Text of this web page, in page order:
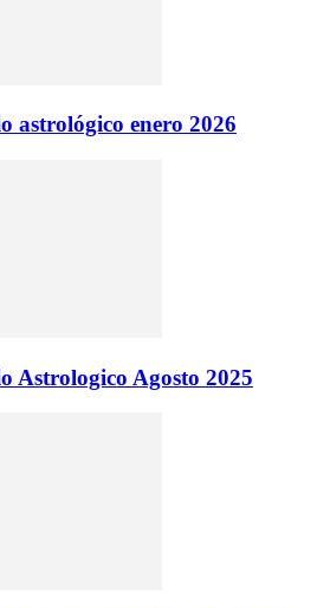
astrológico enero 2026
Astrologico Agosto 2025